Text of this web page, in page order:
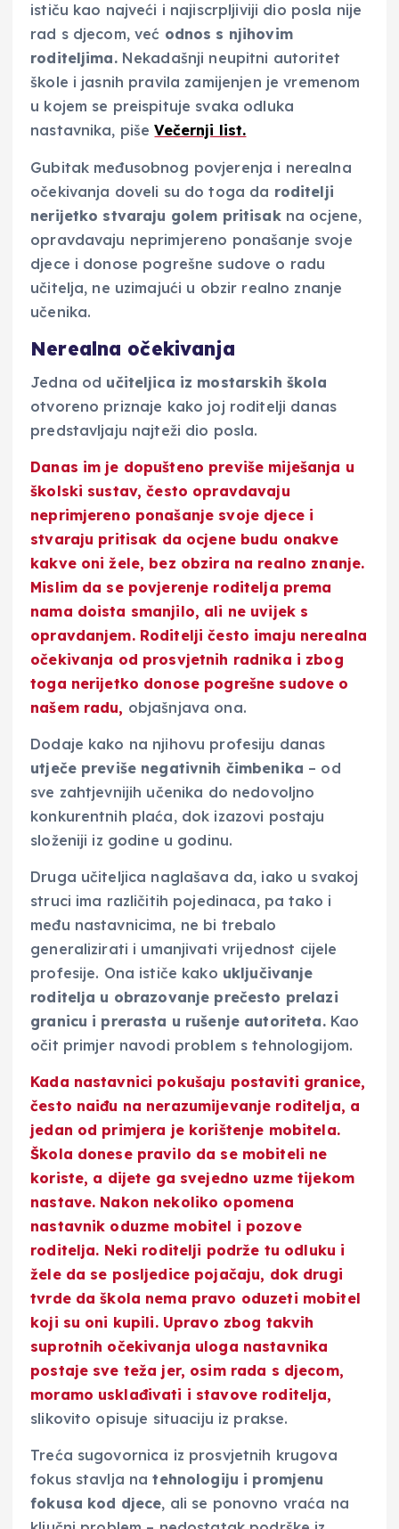
ističu kao najveći i najiscrpljiviji dio posla nije
rad s djecom, već odnos s njihovim
roditeljima.Nekadašnji neupitni autoritet
škole i jasnih pravila zamijenjen je vremenom
u kojem se preispituje svaka odluka
nastavnika, pišeVečernji list.
Gubitak međusobnog povjerenja i nerealna
očekivanja doveli su do toga da roditelji
nerijetko stvaraju golem pritisakna ocjene,
opravdavaju neprimjereno ponašanje svoje
djece i donose pogrešne sudove o radu
učitelja, ne uzimajući u obzir realno znanje
učenika.
Nerealna očekivanja
Jedna od učiteljica iz mostarskih škola
otvoreno priznaje kako joj roditelji danas
predstavljaju najteži dio posla.
Danas im je dopušteno previše miješanja u
školski sustav, često opravdavaju
neprimjereno ponašanje svoje djece i
stvaraju pritisak da ocjene budu onakve
kakve oni žele, bez obzira na realno znanje.
Mislim da se povjerenje roditelja prema
nama doista smanjilo, ali ne uvijek s
opravdanjem. Roditelji često imaju nerealna
očekivanja od prosvjetnih radnika i zbog
toga nerijetko donose pogrešne sudove o
našem radu, objašnjava ona.
Dodaje kako na njihovu profesiju danas
utječe previše negativnih čimbenika – od
sve zahtjevnijih učenika do nedovoljno
konkurentnih plaća, dok izazovi postaju
složeniji iz godine u godinu.
Druga učiteljica naglašava da, iako u svakoj
struci ima različitih pojedinaca, pa tako i
među nastavnicima, ne bi trebalo
generalizirati i umanjivati vrijednost cijele
profesije. Ona ističe kako uključivanje
roditelja u obrazovanje prečesto prelazi
granicu i prerasta u rušenje autoriteta.Kao
očit primjer navodi problem s tehnologijom.
Kada nastavnici pokušaju postaviti granice,
često naiđu na nerazumijevanje roditelja, a
jedan od primjera jekorištenje mobitela.
Škola donese pravilo da se mobiteli ne
koriste, a dijete ga svejedno uzme tijekom
nastave. Nakon nekoliko opomena
nastavnik oduzme mobitel i pozove
roditelja. Neki roditelji podrže tu odluku i
žele da se posljedice pojačaju, dok drugi
tvrde da škola nema pravo oduzeti mobitel
koji su oni kupili. Upravo zbog takvih
suprotnih očekivanja uloga nastavnika
postaje sve teža jer, osim rada s djecom,
moramo usklađivati i stavove roditelja,
slikovito opisuje situaciju iz prakse.
Treća sugovornica iz prosvjetnih krugova
fokus stavlja na tehnologiju i promjenu
fokusa kod djece, ali se ponovno vraća na